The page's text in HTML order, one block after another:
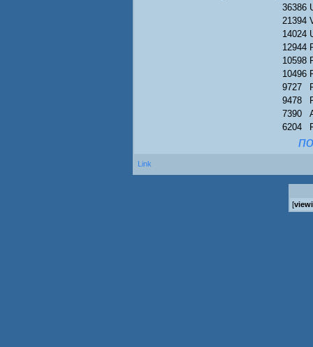
36386
21394
14024
12944
10598
10496
9727
9478
7390
6204
Link
[